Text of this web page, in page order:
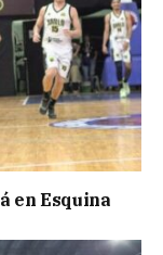
en Esquina